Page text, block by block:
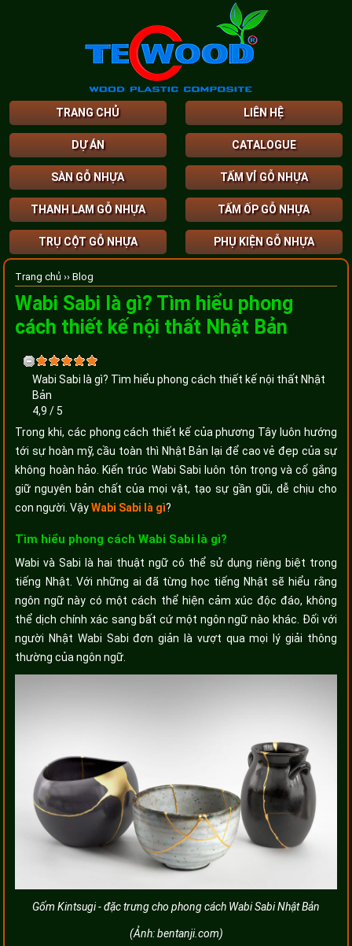
TRANG CHỦ LIÊN HỆ
DỰ ÁN CATALOGUE
SÀN GỖ NHỰA TẤM VỈ GỖ NHỰA
THANH LAM GỖ NHỰA TẤM ỐP GỖ NHỰA
TRỤ CỘT GỖ NHỰA PHỤ KIỆN GỖ NHỰA
Trang chủ ›› Blog
Wabi Sabi là gì? Tìm hiểu phong
cách thiết kế nội thất Nhật Bản
Wabi Sabi là gì? Tìm hiểu phong cách thiết kế nội thất Nhật
Bản
4,9 / 5
Trong khi, các phong cách thiết kế của phương Tây luôn hướng
tới sự hoàn mỹ, cầu toàn thì Nhật Bản lại để cao vẻ đẹp của sự
không hoàn hảo. Kiến trúc Wabi Sabi luôn tôn trọng và cố gắng
giữ nguyên bản chất của mọi vật, tạo sự gần gũi, dễ chịu cho
con người. VậyWabi Sabi là gì?
Tìm hiểu phong cách Wabi Sabi là gì?
Wabi và Sabi là hai thuật ngữ có thể sử dụng riêng biệt trong
tiếng Nhật. Với những ai đã từng học tiếng Nhật sẽ hiểu rằng
ngôn ngữ này có một cách thể hiện cảm xúc độc đáo, không
thể dịch chính xác sang bất cứ một ngôn ngữ nào khác. Đối với
người Nhật Wabi Sabi đơn giản là vượt qua mọi lý giải thông
thường của ngôn ngữ.
Gốm Kintsugi - đặc trưng cho phong cách Wabi Sabi Nhật Bản
(Ảnh: bentanji.com)